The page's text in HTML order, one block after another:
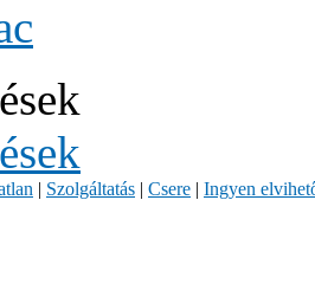
| Szolgáltatás | Csere | Ingyen